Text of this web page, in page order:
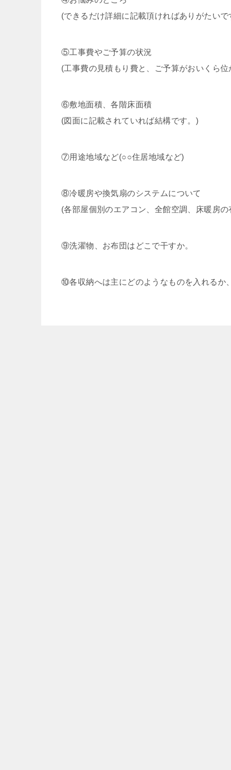
(できるだけ詳細に記載頂ければありがたい
⑤工事費やご予算の状況
(工事費の見積もり費と、ご予算がおいくら
⑥敷地面積、各階床面積
(図面に記載されていれば結構です。)
⑦用途地域など(○○住居地域など)
⑧冷暖房や換気扇のシステムについて
(各部屋個別のエアコン、全館空調、床暖房
⑨洗濯物、お布団はどこで干すか。
⑩各収納へは主にどのようなものを入れるか